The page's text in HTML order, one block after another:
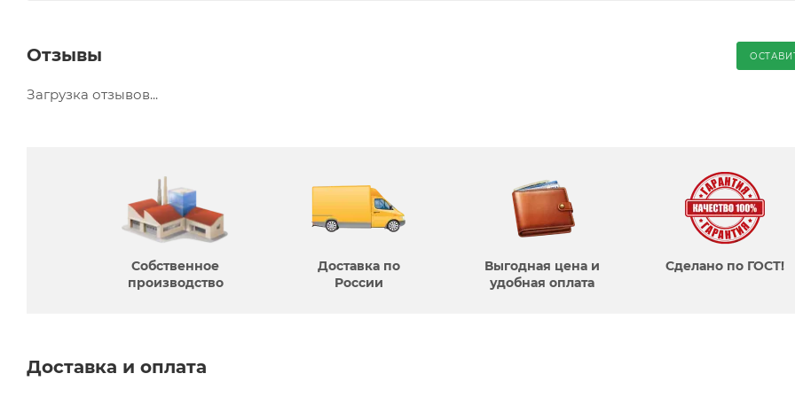
Отзывы
Загрузка отзывов...
Собственное
производcтво
Доставка по
России
Выгодная цена и
удобная оплата
Сделано по ГОСТ!
Доставка и оплата